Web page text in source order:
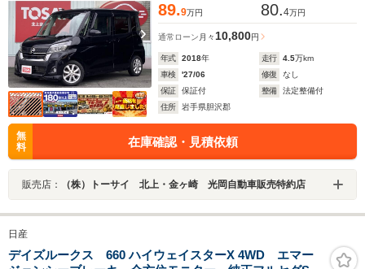
89.9万円 80.4万円
通常ローン 月々10,800円
年式 2018年 走行 4.5万km
車検
'27/06 修復
なし
保証
保証付 整備
法定整備付
住所
岩手県胆沢郡
無
料
在庫確認・見積依頼
販売店： （株）トーサイ 北上・金ヶ崎 光岡自動車販売特約店
日産
デイズルークス 660 ハイウェイスターX 4WD エマー